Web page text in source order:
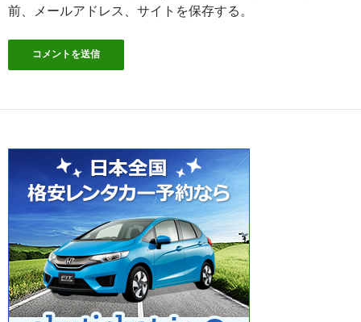
前、メールアドレス、サイトを保存する。